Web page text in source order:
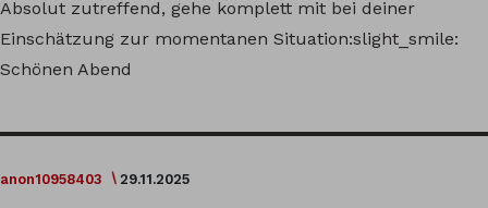
Absolut zutreffend, gehe komplett mit bei deiner
Einschätzung zur momentanen Situation:slight_smile:
Schönen Abend
anon10958403 29.11.2025